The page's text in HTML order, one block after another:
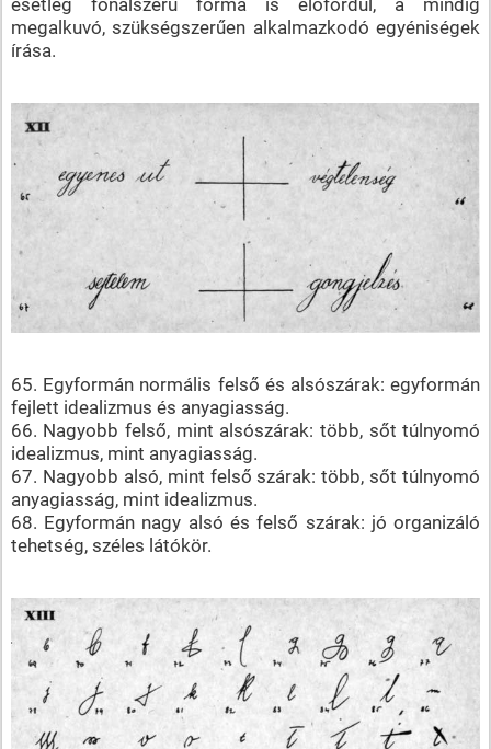
megalkuvó, szükségszerűen alkalmazkodó egyéniségek
írása.
65. Egyformán normális felső és alsószárak: egyformán
fejlett idealizmus és anyagiasság.
66. Nagyobb felső, mint alsószárak: több, sőt túlnyomó
idealizmus, mint anyagiasság.
67. Nagyobb alsó, mint felső szárak: több, sőt túlnyomó
anyagiasság, mint idealizmus.
68. Egyformán nagy alsó és felső szárak: jó organizáló
tehetség, széles látókör.